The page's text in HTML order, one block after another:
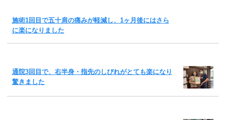
施術1回目で五十肩の痛みが軽減し、1ヶ月後にはさら
に楽になりました
通院3回目で、右半身・指先のしびれがとても楽になり
驚きました